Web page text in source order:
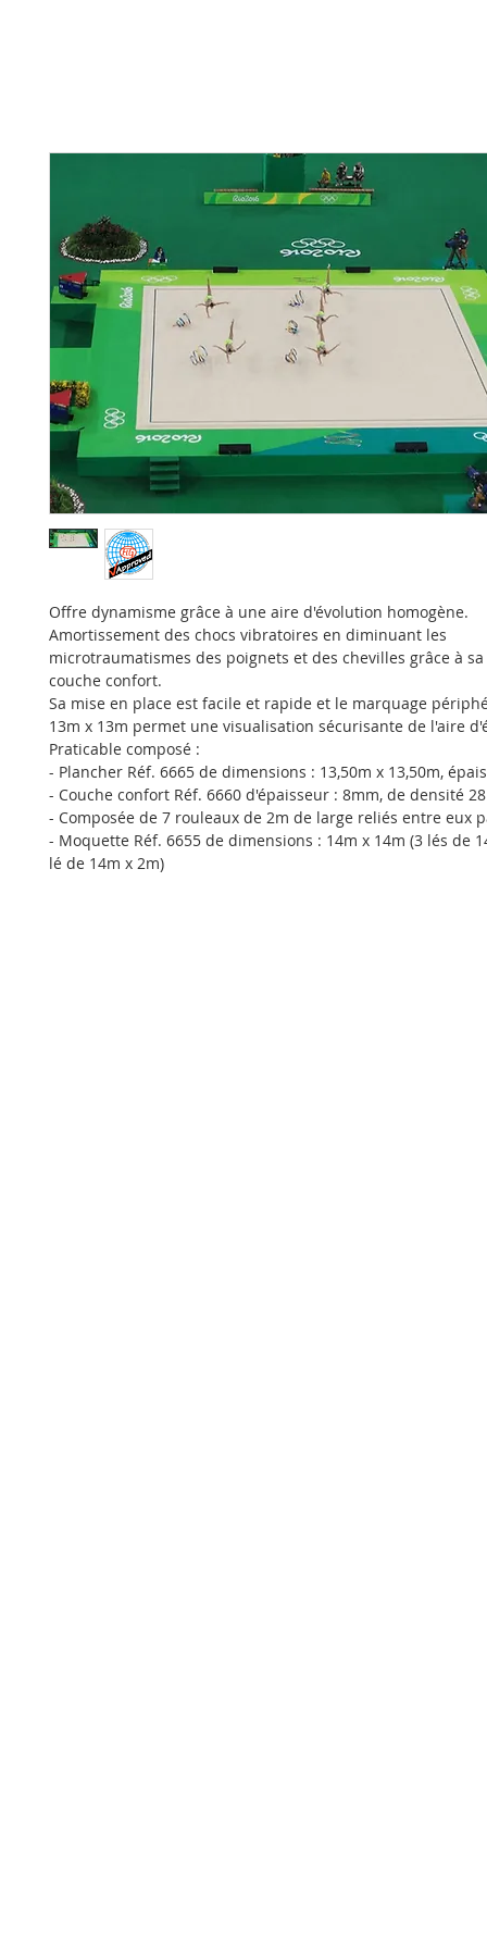
Offre dynamisme grâce à une aire d'évolution homogène.
Amortissement des chocs vibratoires en diminuant les
microtraumatismes des poignets et des chevilles grâce à
couche confort.
Sa mise en place est facile et rapide et le marquage
13m x 13m permet une visualisation sécurisante de l'aire
Praticable composé :
- Plancher Réf. 6665 de dimensions : 13,50m x 13,50m,
- Couche confort Réf. 6660 d'épaisseur : 8mm, de densité
- Composée de 7 rouleaux de 2m de large reliés entre eux
- Moquette Réf. 6655 de dimensions : 14m x 14m (3 lés de
lé de 14m x 2m)